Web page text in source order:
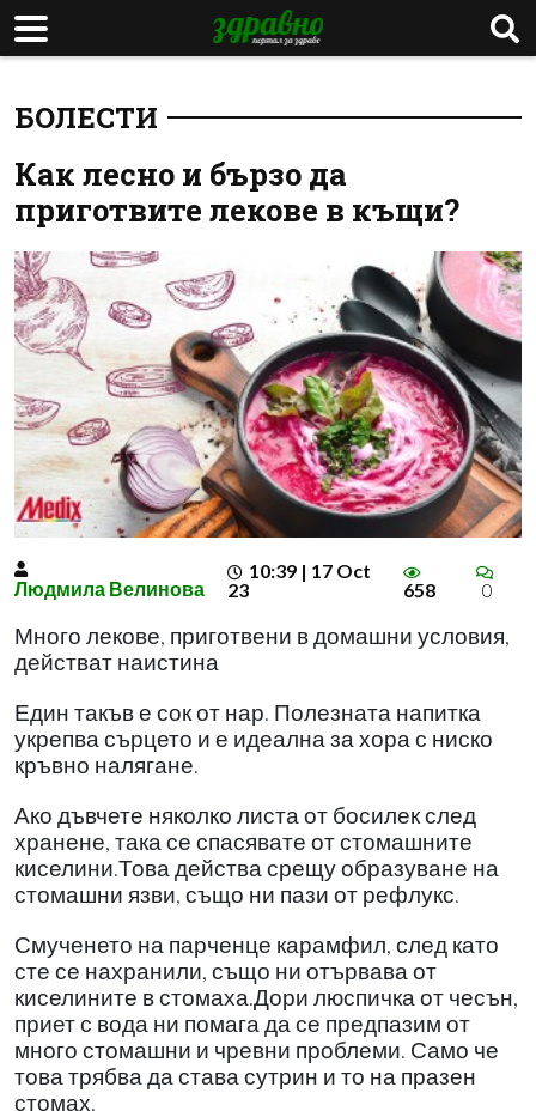
БОЛЕСТИ
Как лесно и бързо да
приготвите лекове в къщи?
Людмила Велинова
10:39 | 17 Oct
23
658 0
Много лекове, приготвени в домашни условия,
действат наистина
Един такъв е сок от нар. Полезната напитка
укрепва сърцето и е идеална за хора с ниско
кръвно налягане.
Ако дъвчете няколко листа от босилек след
хранене, така се спасявате от стомашните
киселини.Това действа срещу образуване на
стомашни язви, също ни пази от рефлукс.
Смученето на парченце карамфил, след като
сте се нахранили, също ни отървава от
киселините в стомаха.Дори люспичка от чесън,
приет с вода ни помага да се предпазим от
много стомашни и чревни проблеми. Само че
това трябва да става сутрин и то на празен
стомах.